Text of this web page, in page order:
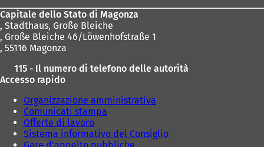
Capitale dello Stato di Magonza
, Stadthaus, Große Bleiche
, Große Bleiche 46/Löwenhofstraße 1
, 55116 Magonza
115 - Il numero di telefono delle autorità
Accesso rapido
Organizzazione amministrativa
Comunicati stampa
Offerte di lavoro
Sistema informativo del Consiglio